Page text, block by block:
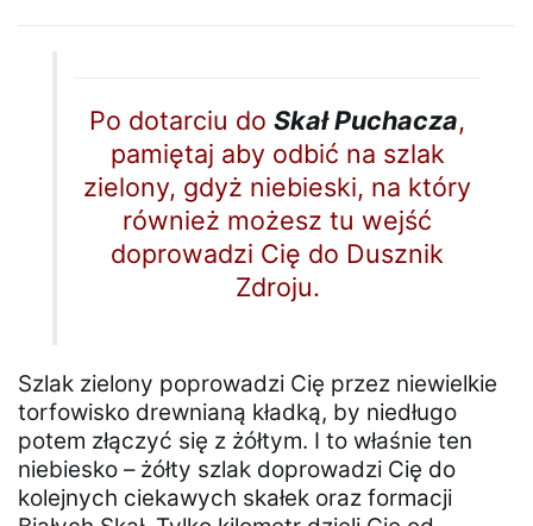
Po dotarciu do Skał Puchacza,
pamiętaj aby odbić na szlak
zielony, gdyż niebieski, na który
również możesz tu wejść
doprowadzi Cię do Dusznik
Zdroju.
Szlak zielony poprowadzi Cię przez niewielkie
torfowisko drewnianą kładką, by niedługo
potem złączyć się z żółtym. I to właśnie ten
niebiesko – żółty szlak doprowadzi Cię do
kolejnych ciekawych skałek oraz formacji